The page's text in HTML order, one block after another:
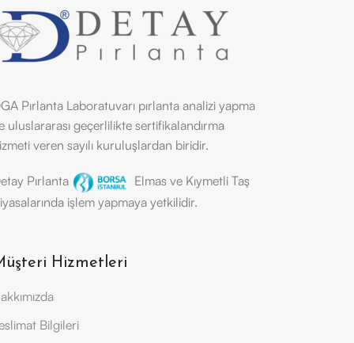
Pırlanta Laboratuvarı pırlanta analizi yapma
uluslararası geçerlilikte sertifikalandırma
veren sayılı kuruluşlardan biridir.
Pırlanta
Elmas ve Kıymetli Taş
işlem yapmaya yetkilidir.
Hizmetleri
Bilgileri